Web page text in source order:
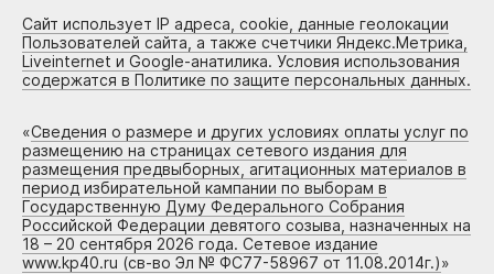
Сайт использует IP адреса, cookie, данные геолокации
Пользователей сайта, а также счетчики Яндекс.Метрика,
Liveinternet и Google-анатилика. Условия использования
содержатся в Политике по защите персональных данных.
«Сведения о размере и других условиях оплаты услуг по
размещению на страницах сетевого издания для
размещения предвыборных, агитационных материалов в
период избирательной кампании по выборам в
Государственную Думу Федерального Собрания
Российской Федерации девятого созыва, назначенных на
18 – 20 сентября 2026 года. Сетевое издание
www.kp40.ru (св-во Эл № ФС77-58967 от 11.08.2014г.)»